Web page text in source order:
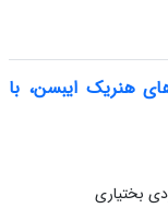
هنریک ایبسن، با
بختیاری